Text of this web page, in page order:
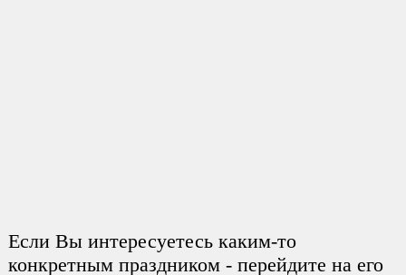
Если Вы интересуетесь каким-то
конкретным праздником - перейдите на его